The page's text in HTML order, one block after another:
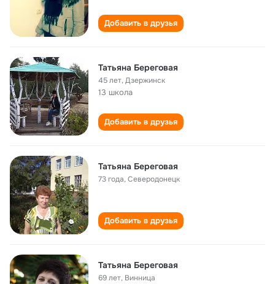
Добавить в друзья
Татьяна Береговая
45 лет,Дзержинск
13 школа
Добавить в друзья
Татьяна Береговая
73 года,Северодонецк
Добавить в друзья
Татьяна Береговая
69 лет, Винница